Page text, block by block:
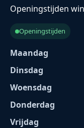
Openingstijden
Openingstijden
Maandag
Dinsdag
Woensdag
Donderdag
Vrijdag